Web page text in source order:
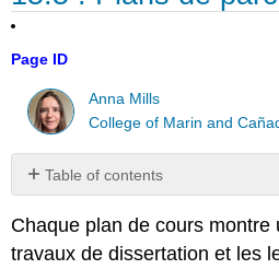
Page ID
Anna Mills
College of Marin and
Table of contents
universitaire
(California
Chaque plan de cours montre
travaux de dissertation et les